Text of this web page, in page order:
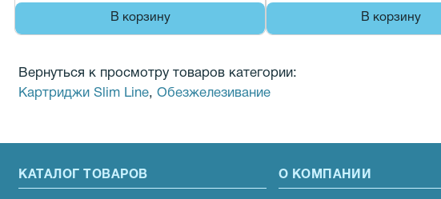
В корзину В корзину
Вернуться к просмотру товаров категории:
Картриджи Slim Line,Обезжелезивание
КАТАЛОГ ТОВАРОВ О КОМПАНИИ